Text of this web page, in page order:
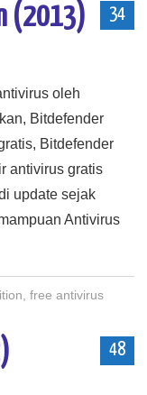
34
(2013)
oleh
Bitdefender
Bitdefender
antivirus gratis
update sejak
Antivirus
free antivirus
48